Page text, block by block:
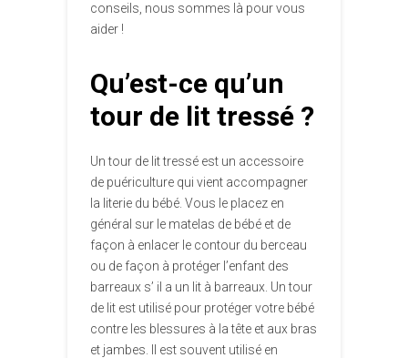
conseils, nous sommes là pour vous
aider !
Qu’est-ce qu’un
tour de lit tressé ?
Un tour de lit tressé est un accessoire
de puériculture qui vient accompagner
la literie du bébé. Vous le placez en
général sur le matelas de bébé et de
façon à enlacer le contour du berceau
ou de façon à protéger l’enfant des
barreaux s’ il a un lit à barreaux. Un tour
de lit est utilisé pour protéger votre bébé
contre les blessures à la tête et aux bras
et jambes. Il est souvent utilisé en